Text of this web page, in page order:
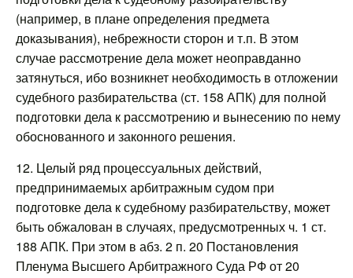
(например, в плане определения предмета
доказывания), небрежности сторон и т.п. В этом
случае рассмотрение дела может неоправданно
затянуться, ибо возникнет необходимость в отложении
судебного разбирательства (ст. 158 АПК) для полной
подготовки дела к рассмотрению и вынесению по нему
обоснованного и законного решения.
12. Целый ряд процессуальных действий,
предпринимаемых арбитражным судом при
подготовке дела к судебному разбирательству, может
быть обжалован в случаях, предусмотренных ч. 1 ст.
188 АПК. При этом в абз. 2 п. 20 Постановления
Пленума Высшего Арбитражного Суда РФ от 20